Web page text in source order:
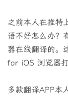
之前本人在推特
语不好怎么办？
器在线翻译的。
for iOS 浏览器
多款翻译APP本